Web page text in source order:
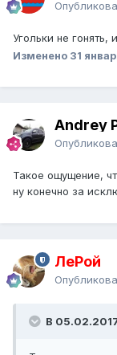
Угольки не гонять,
Изменено 31
Andrey
Такое ощущение,
ну конечно за
ЛеРой
В